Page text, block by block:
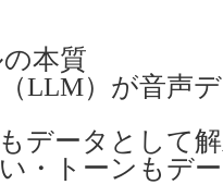
本質
LLM）が音声
データとして
・トーンもデ